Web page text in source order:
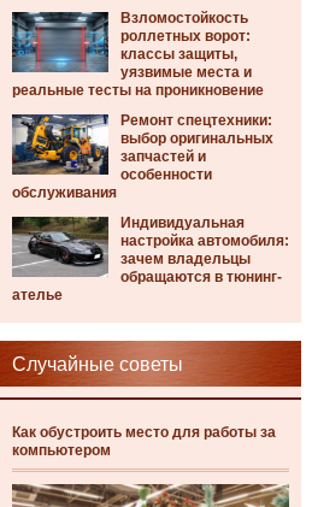
Взломостойкость
роллетных ворот:
классы защиты,
уязвимые места и
реальные тесты на проникновение
Ремонт спецтехники:
выбор оригинальных
запчастей и
особенности
обслуживания
Индивидуальная
настройка автомобиля:
зачем владельцы
обращаются в тюнинг-
ателье
Случайные советы
Как обустроить место для работы за
компьютером